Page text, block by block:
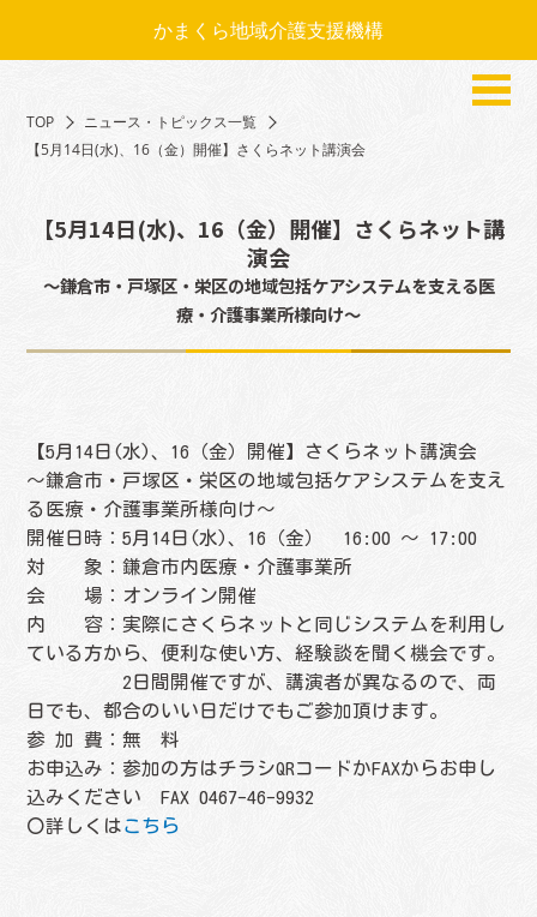
かまくら地域介護支援機構
TOP
ニュース・トピックス一覧
【5月14日(水)、16（金）開催】さくらネット講演会
【5月14日(水)、16（金）開催】さくらネット講
演会
～鎌倉市・戸塚区・栄区の地域包括ケアシステムを支える医
療・介護事業所様向け～
【5月14日(水)、16（金）開催】さくらネット講演会
～鎌倉市・戸塚区・栄区の地域包括ケアシステムを支え
る医療・介護事業所様向け～
開催日時：5月14日(水)、16（金） 16:00 〜 17:00
対 象：鎌倉市内医療・介護事業所
会 場：オンライン開催
内 容：実際にさくらネットと同じシステムを利用し
ている方から、便利な使い方、経験談を聞く機会です。
2日間開催ですが、講演者が異なるので、両
日でも、都合のいい日だけでもご参加頂けます。
参 加 費：無 料
お申込み：参加の方はチラシQRコードかFAXからお申し
込みください FAX 0467-46-9932
〇詳しくはこちら